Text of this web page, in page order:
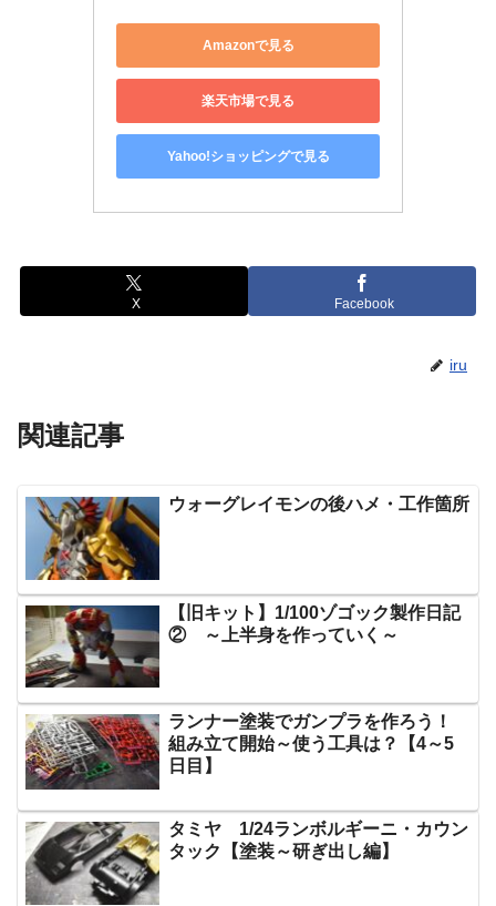
Amazonで見る
楽天市場で見る
Yahoo!ショッピングで見る
X Facebook
iru
関連記事
ウォーグレイモンの後ハメ・工作箇所
【旧キット】1/100ゾゴック製作日記
② ～上半身を作っていく～
ランナー塗装でガンプラを作ろう！
組み立て開始～使う工具は？【4～5
日目】
タミヤ 1/24ランボルギーニ・カウン
タック【塗装～研ぎ出し編】